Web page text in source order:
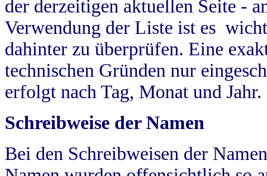
der derzeitigen aktuellen Seite -
Verwendung der Liste ist es
dahinter zu überprüfen. Eine
technischen Gründen nur
erfolgt nach Tag, Monat und Jahr.
Schreibweise der Namen
Bei den Schreibweisen der